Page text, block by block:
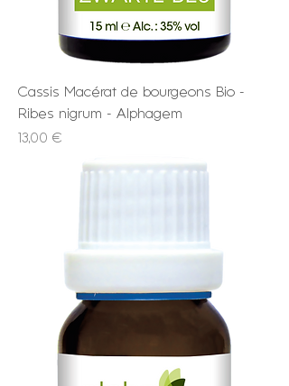
Cassis Macérat de bourgeons Bio -
Ribes nigrum - Alphagem
Prix
13,00 €